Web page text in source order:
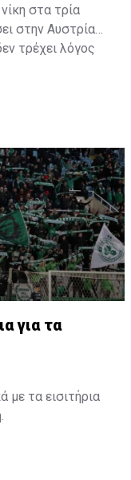
στα τρία
στην Αυστρία
τρέχει λόγος
για τα
με τα εισιτήρια